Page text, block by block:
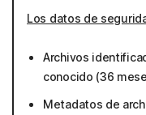
Los datos de
Archivos
conocido (36
Metadatos de